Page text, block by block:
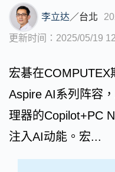
李立达／台北
更新时间：2025/05/19
宏碁在
Aspire AI系列阵容
理器的Copilot+PC
注入AI动能。宏...